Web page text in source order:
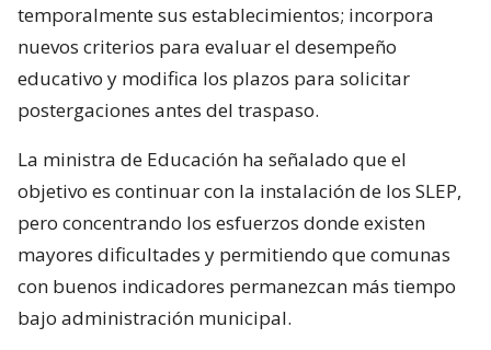
temporalmente sus establecimientos; incorpora
nuevos criterios para evaluar el desempeño
educativo y modifica los plazos para solicitar
postergaciones antes del traspaso.
La ministra de Educación ha señalado que el
objetivo es continuar con la instalación de los SLEP,
pero concentrando los esfuerzos donde existen
mayores dificultades y permitiendo que comunas
con buenos indicadores permanezcan más tiempo
bajo administración municipal.